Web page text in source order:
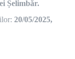
Șelimbăr.
20/05/2025,